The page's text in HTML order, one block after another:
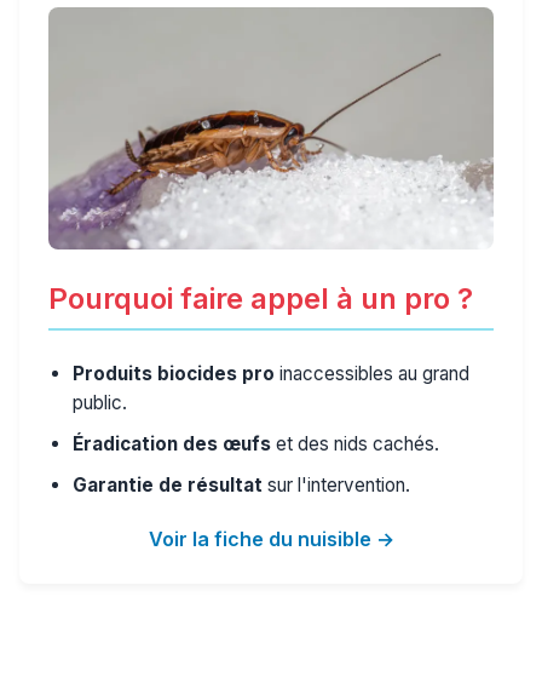
Pourquoi faire appel à un pro ?
Produits biocides pro inaccessibles au grand
public.
Éradication des œufs et des nids cachés.
Garantie de résultat sur l'intervention.
Voir la fiche du nuisible →